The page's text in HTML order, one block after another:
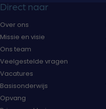
Direct naar
Over ons
Missie en visie
Ons team
Veelgestelde vragen
Vacatures
Basisonderwijs
Opvang